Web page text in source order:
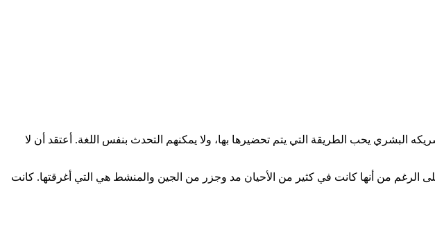
البشري يحب الطريقة التي يتم تحضيرها بها، ولا يمكنهم التحدث بنفس اللغة. أعتقد أن لا
الرغم من أنها كانت في كثير من الأحيان مد وجزر من الجين والمنشط هي التي أغرقتها. كانت